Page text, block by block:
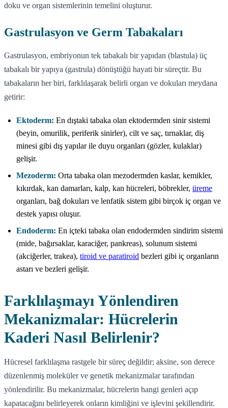
doku ve organ sistemlerinin temelini oluşturur.
Gastrulasyon ve Germ Tabakaları
Gastrulasyon, embriyonun tek tabakalı bir yapıdan (blastula) üç
tabakalı bir yapıya (gastrula) dönüştüğü hayati bir süreçtir. Bu
tabakaların her biri, farklılaşarak belirli organ ve dokuları meydana
getirir:
Ektoderm: En dıştaki tabaka olan ektodermden sinir sistemi
(beyin, omurilik, periferik sinirler), cilt ve saç, tırnaklar, diş
minesi gibi dış yapılar ile duyu organları (gözler, kulaklar)
gelişir.
Mezoderm: Orta tabaka olan mezodermden kaslar, kemikler,
kıkırdak, kan damarları, kalp, kan hücreleri, böbrekler, üreme
organları, bağ dokuları ve lenfatik sistem gibi birçok iç organ ve
destek yapısı oluşur.
Endoderm: En içteki tabaka olan endodermden sindirim sistemi
(mide, bağırsaklar, karaciğer, pankreas), solunum sistemi
(akciğerler, trakea), tiroid ve paratiroid bezleri gibi iç organların
astarı ve bezleri gelişir.
Farklılaşmayı Yönlendiren
Mekanizmalar: Hücrelerin
Kaderi Nasıl Belirlenir?
Hücresel farklılaşma rastgele bir süreç değildir; aksine, son derece
düzenlenmiş moleküler ve genetik mekanizmalar tarafından
yönlendirilir. Bu mekanizmalar, hücrelerin hangi genleri açıp
kapatacağını belirleyerek onların kimliğini ve işlevini şekillendirir.